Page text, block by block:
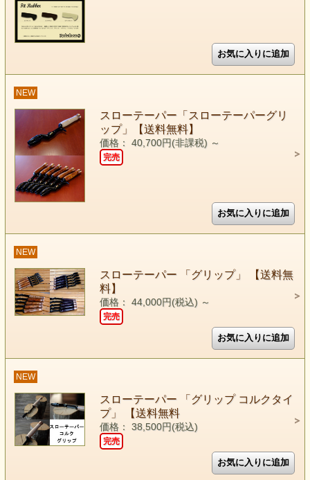
NEW
スローテーパー「スローテーパーグリ
ップ」【送料無料】
価格： 40,700円(非課税) ～
完売
NEW
スローテーパー 「グリップ」 【送料無
料】
価格： 44,000円(税込) ～
完売
NEW
スローテーパー 「グリップ コルクタイ
プ」 【送料無料
価格： 38,500円(税込)
完売